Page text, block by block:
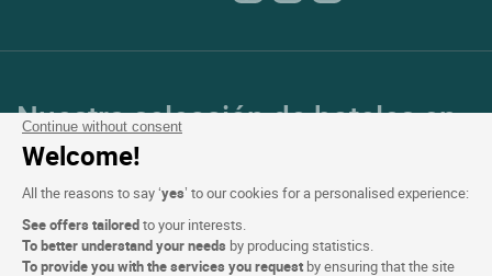
Continue without consent
Welcome!
All the reasons to say ‘yes’ to our cookies for a personalised experience:
See offers tailoredto your interests.
To better understand your needs by producing statistics.
To provide you with the services you request by ensuring that the site
Nuestra selección de hoteles en
Francia y en Europa
Top de países
Top de regiones